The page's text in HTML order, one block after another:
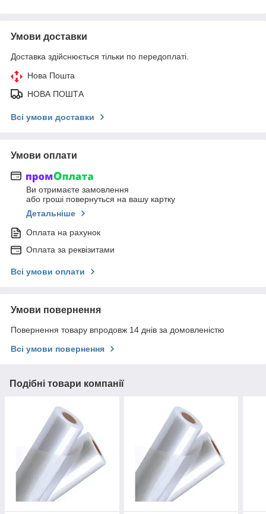
Умови доставки
Доставка здійснюється тільки по передоплаті.
Нова Пошта
НОВА ПОШТА
Всі умови доставки
Умови оплати
Ви отримаєте замовлення
або гроші повернуться на вашу картку
Детальніше
Оплата на рахунок
Оплата за реквізитами
Всі умови оплати
Умови повернення
Повернення товару впродовж 14 днів за домовленістю
Всі умови повернення
Подібні товари компанії